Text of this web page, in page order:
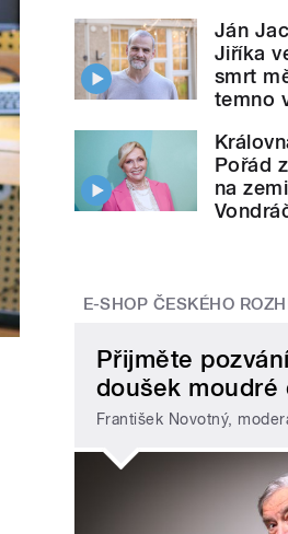
Ján
Jiříka
smrt
temno
Pořád
na
E-SHOP ČESKÉHO
Přijměte
doušek moudré
František Novotný,